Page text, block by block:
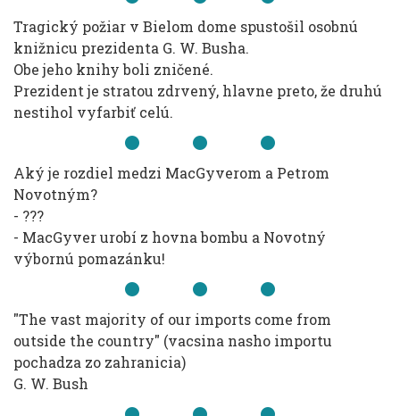
Tragický požiar v Bielom dome spustošil osobnú
knižnicu prezidenta G. W. Busha.
Obe jeho knihy boli zničené.
Prezident je stratou zdrvený, hlavne preto, že druhú
nestihol vyfarbiť celú.
Aký je rozdiel medzi MacGyverom a Petrom
Novotným?
- ???
- MacGyver urobí z hovna bombu a Novotný
výbornú pomazánku!
"The vast majority of our imports come from
outside the country" (vacsina nasho importu
pochadza zo zahranicia)
G. W. Bush